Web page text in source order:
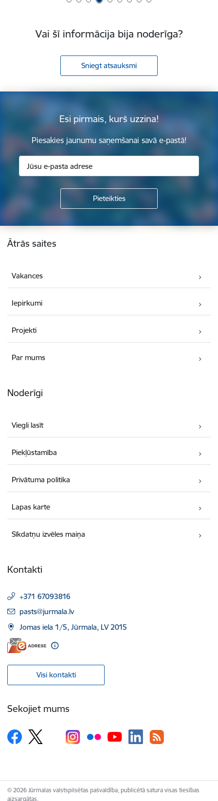
Vai šī informācija bija noderīga?
Sniegt atsauksmi
Esi pirmais, kurš uzzina!
Piesakies jaunumu saņemšanai savā e-pastā!
Kājene
Ātrās saites
Vakances
Iepirkumi
Projekti
Par mums
Noderīgi
Viegli lasīt
Piekļūstamība
Privātuma politika
Lapas karte
Sīkdatņu izvēles maiņa
Kontakti
+371 67093816
E-pasts:
pasts@jurmala.lv
Jomas iela 1/5, Jūrmala, LV 2015
Visi kontakti
Sekojiet mums
© 2026 Jūrmalas valstspilsētas pašvaldība, publicētā satura visas tiesības
aizsargātas.